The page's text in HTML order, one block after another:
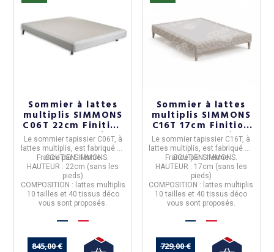
Sommier à lattes
multiplis SIMMONS
C06T 22cm Finition
couture - 10 tailles
Le sommier tapissier C06T, à
lattes multiplis, est fabriqué en
FranceparSIMMONS.
SOUTIEN : ferme
HAUTEUR : 22cm (sans les
pieds)
COMPOSITION : lattes multiplis
10 tailles et 40 tissus déco
vous sont proposés.
845,00 €
Sommier à lattes
multiplis SIMMONS
C16T 17cm Finition
couture - 10 tailles
Le sommier tapissier C16T, à
lattes multiplis, est fabriqué en
FranceparSIMMONS.
SOUTIEN : ferme
HAUTEUR : 17cm (sans les
pieds)
COMPOSITION : lattes multiplis
10 tailles et 40 tissus déco
vous sont proposés.
729,00 €